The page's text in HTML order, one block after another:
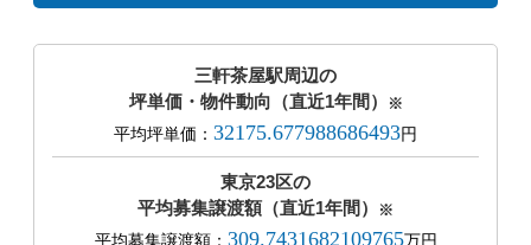
三軒茶屋駅周辺の
坪単価・物件動向（直近1年間）
※
平均坪単価： 32175.677988686493円
東京23区の
平均募集譲渡額（直近1年間）
※
平均募集譲渡額： 309.7431682109765万円